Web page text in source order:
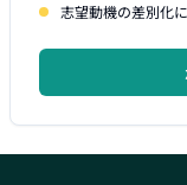
志望動機の差別化